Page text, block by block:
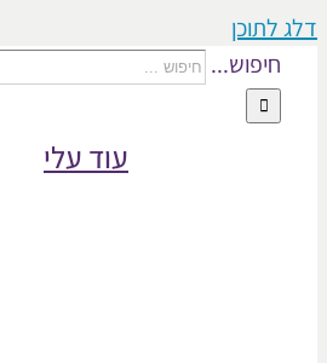
דלג לתוכן
חיפוש...
עוד עלי